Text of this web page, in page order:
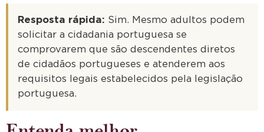
Resposta rápida: Sim. Mesmo adultos podem
solicitar a cidadania portuguesa se
comprovarem que são descendentes diretos
de cidadãos portugueses e atenderem aos
requisitos legais estabelecidos pela legislação
portuguesa.